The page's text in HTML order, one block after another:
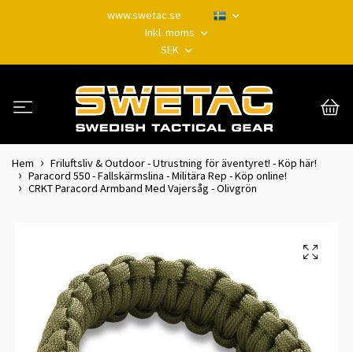
www.swetac.se
Inkl. moms
SEK
Hem
Friluftsliv & Outdoor - Utrustning för äventyret! - Köp här!
Paracord 550 - Fallskärmslina - Militära Rep - Köp online!
CRKT Paracord Armband Med Vajersåg - Olivgrön